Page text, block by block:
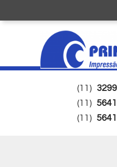
(11)
(11)
(11)